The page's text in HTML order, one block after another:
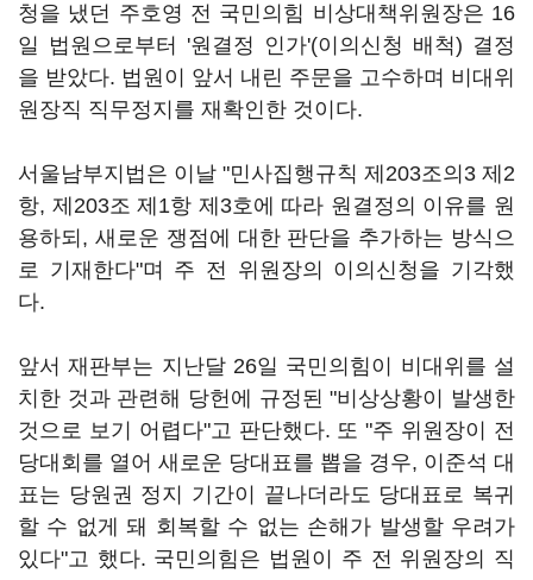
청을 냈던 주호영 전 국민의힘 비상대책위원장은 16
일 법원으로부터 '원결정 인가'(이의신청 배척) 결정
을 받았다. 법원이 앞서 내린 주문을 고수하며 비대위
원장직 직무정지를 재확인한 것이다.
서울남부지법은 이날 "민사집행규칙 제203조의3 제2
항, 제203조 제1항 제3호에 따라 원결정의 이유를 원
용하되, 새로운 쟁점에 대한 판단을 추가하는 방식으
로 기재한다"며 주 전 위원장의 이의신청을 기각했
다.
앞서 재판부는 지난달 26일 국민의힘이 비대위를 설
치한 것과 관련해 당헌에 규정된 "비상상황이 발생한
것으로 보기 어렵다"고 판단했다. 또 "주 위원장이 전
당대회를 열어 새로운 당대표를 뽑을 경우, 이준석 대
표는 당원권 정지 기간이 끝나더라도 당대표로 복귀
할 수 없게 돼 회복할 수 없는 손해가 발생할 우려가
있다"고 했다. 국민의힘은 법원이 주 전 위원장의 직